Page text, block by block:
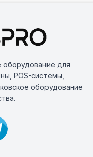
оборудование для
POS-системы,
оборудование